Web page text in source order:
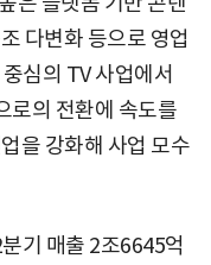
다변화 등으로 영업
심의 TV 사업에서
로의 전환에 속도를
을 강화해 사업 모수
기 매출 2조6645억